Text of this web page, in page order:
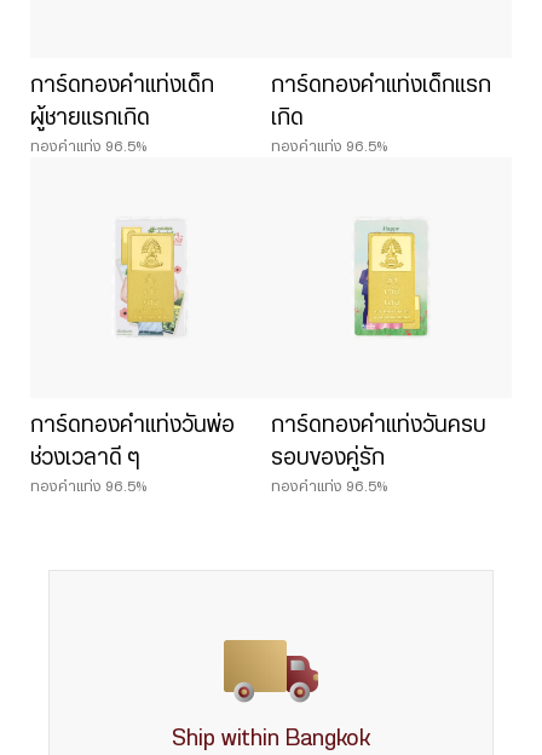
การ์ดทองคำแท่งเด็ก
ผู้ชายแรกเกิด
ทองคำแท่ง 96.5%
การ์ดทองคำแท่งเด็กแรก
เกิด
ทองคำแท่ง 96.5%
การ์ดทองคำแท่งวันพ่อ
ช่วงเวลาดี ๆ
ทองคำแท่ง 96.5%
การ์ดทองคำแท่งวันครบ
รอบของคู่รัก
ทองคำแท่ง 96.5%
Ship within Bangkok